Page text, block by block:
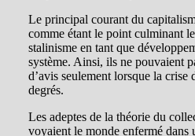
Le principal courant du
comme étant le point culminant
stalinisme en tant que
système. Ainsi, ils ne pouvaient
d’avis seulement lorsque la
degrés.
Les adeptes de la théorie du
voyaient le monde enfermé dans